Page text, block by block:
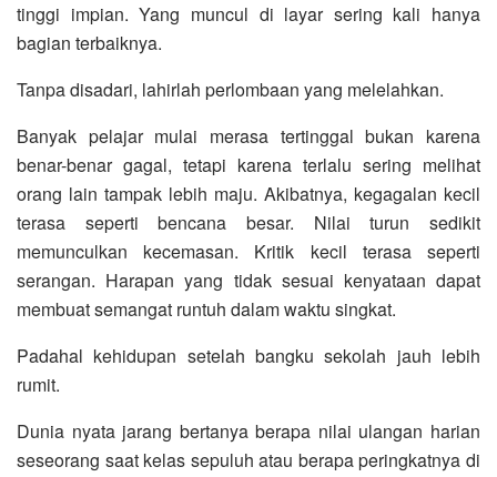
tinggi impian. Yang muncul di layar sering kali hanya
bagian terbaiknya.
Tanpa disadari, lahirlah perlombaan yang melelahkan.
Banyak pelajar mulai merasa tertinggal bukan karena
benar-benar gagal, tetapi karena terlalu sering melihat
orang lain tampak lebih maju. Akibatnya, kegagalan kecil
terasa seperti bencana besar. Nilai turun sedikit
memunculkan kecemasan. Kritik kecil terasa seperti
serangan. Harapan yang tidak sesuai kenyataan dapat
membuat semangat runtuh dalam waktu singkat.
Padahal kehidupan setelah bangku sekolah jauh lebih
rumit.
Dunia nyata jarang bertanya berapa nilai ulangan harian
seseorang saat kelas sepuluh atau berapa peringkatnya di